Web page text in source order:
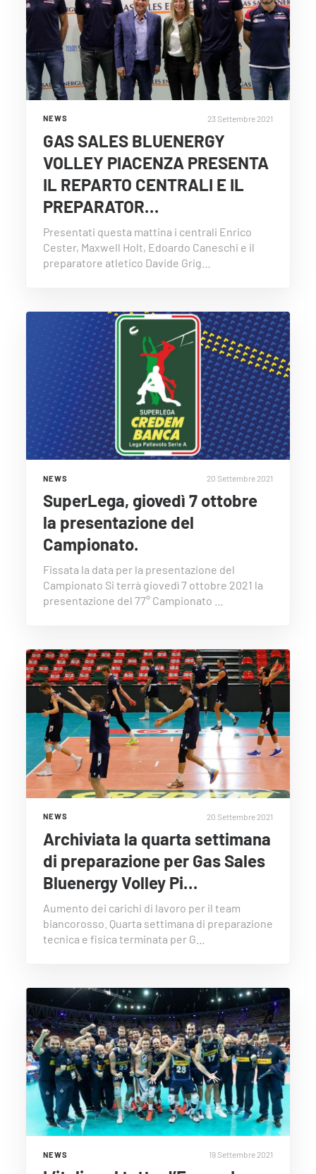
NEWS 23 Settembre 2021
GAS SALES BLUENERGY
VOLLEY PIACENZA PRESENTA
IL REPARTO CENTRALI E IL
PREPARATOR…
Presentati questa mattina i centrali Enrico
Cester, Maxwell Holt, Edoardo Caneschi e il
preparatore atletico Davide Grig…
NEWS 20 Settembre 2021
SuperLega, giovedì 7 ottobre
la presentazione del
Campionato.
Fissata la data per la presentazione del
Campionato Si terrà giovedì 7 ottobre 2021 la
presentazione del 77° Campionato …
NEWS 20 Settembre 2021
Archiviata la quarta settimana
di preparazione per Gas Sales
Bluenergy Volley Pi…
Aumento dei carichi di lavoro per il team
biancorosso. Quarta settimana di preparazione
tecnica e fisica terminata per G…
NEWS 19 Settembre 2021